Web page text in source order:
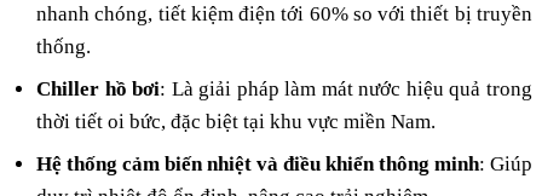
nhanh chóng, tiết kiệm điện tới 60% so với thiết bị truyền
thống.
Chiller hồ bơi: Là giải pháp làm mát nước hiệu quả trong
thời tiết oi bức, đặc biệt tại khu vực miền Nam.
Hệ thống cảm biến nhiệt và điều khiển thông minh: Giúp